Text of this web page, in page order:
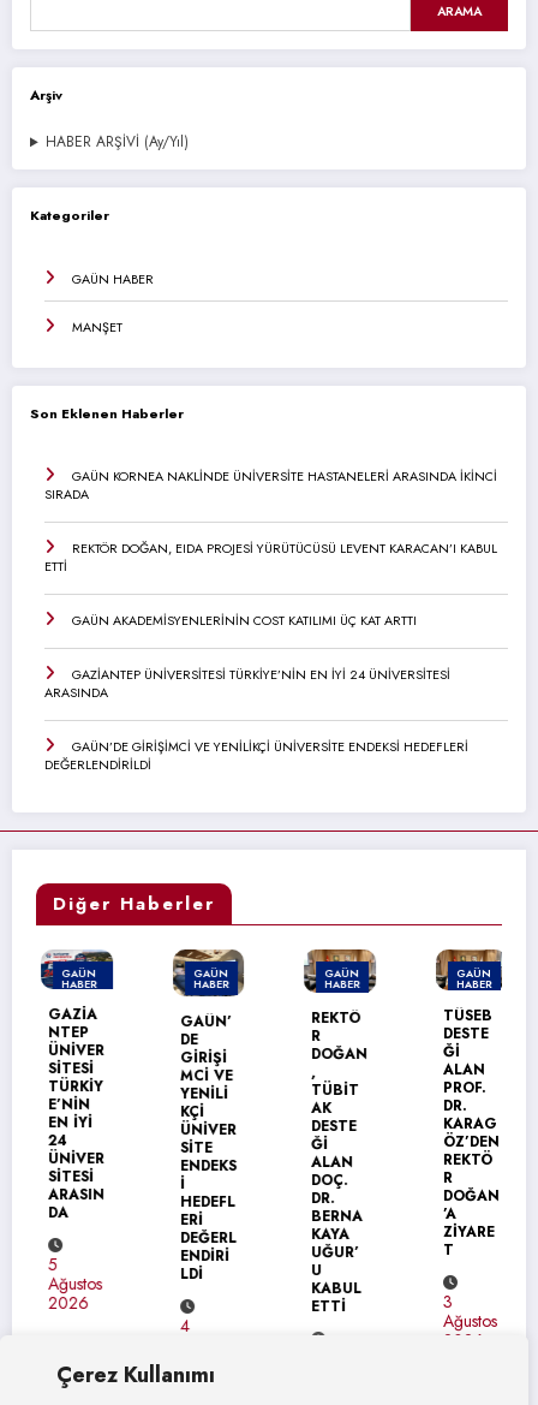
Çerez Kullanımı
ARAMA
Arşiv
HABER ARŞİVİ (Ay/Yıl)
Kategoriler
GAÜN HABER
MANŞET
Son Eklenen Haberler
GAÜN KORNEA NAKLİNDE ÜNİVERSİTE HASTANELERİ ARASINDA İKİNCİ
SIRADA
REKTÖR DOĞAN, EIDA PROJESİ YÜRÜTÜCÜSÜ LEVENT KARACAN’I KABUL
ETTİ
GAÜN AKADEMİSYENLERİNİN COST KATILIMI ÜÇ KAT ARTTI
GAZİANTEP ÜNİVERSİTESİ TÜRKİYE’NİN EN İYİ 24 ÜNİVERSİTESİ
ARASINDA
GAÜN’DE GİRİŞİMCİ VE YENİLİKÇİ ÜNİVERSİTE ENDEKSİ HEDEFLERİ
DEĞERLENDİRİLDİ
Diğer Haberler
GAÜN
HABER
MANŞET
GAZİA
NTEP
ÜNİVER
SİTESİ
TÜRKİY
E’NİN
EN İYİ
24
ÜNİVER
SİTESİ
ARASIN
DA
5
Ağustos
2026
GAÜN
HABER
GAÜN’
DE
GİRİŞİ
MCİ VE
YENİLİ
KÇİ
ÜNİVER
SİTE
ENDEKS
HEDEFL
ERİ
DEĞERL
ENDİRİ
LDİ
4
GAÜN
HABER
REKTÖ
R
DOĞAN
TÜBİT
AK
DESTE
Ğİ
ALAN
DOÇ.
DR.
BERNA
KAYA
UĞUR’
U
KABUL
ETTİ
GAÜN
HABER
TÜSEB
DESTE
Ğİ
ALAN
PROF.
DR.
KARAG
ÖZ’DEN
REKTÖ
R
DOĞAN
’A
ZİYARE
T
3
Ağustos
2026